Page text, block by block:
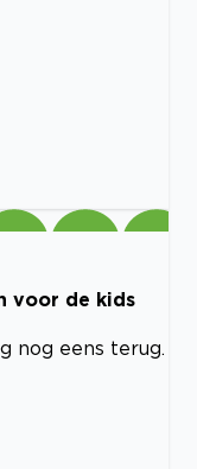
voor de kids
nog eens terug.